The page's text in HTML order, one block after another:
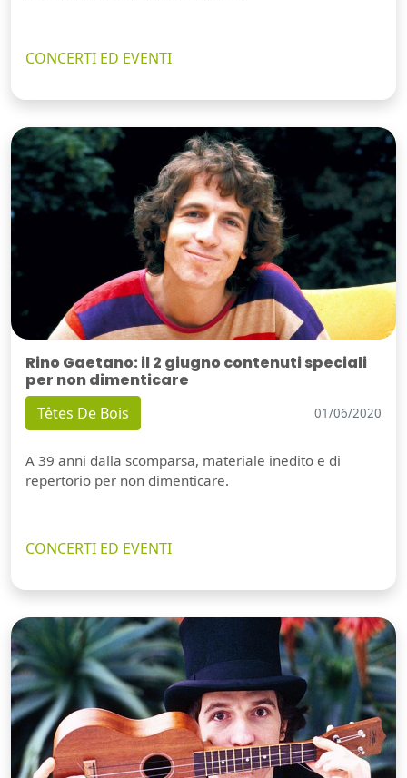
CONCERTI ED EVENTI
Rino Gaetano: il 2 giugno contenuti speciali
per non dimenticare
Têtes De Bois 01/06/2020
A 39 anni dalla scomparsa, materiale inedito e di
repertorio per non dimenticare.
CONCERTI ED EVENTI